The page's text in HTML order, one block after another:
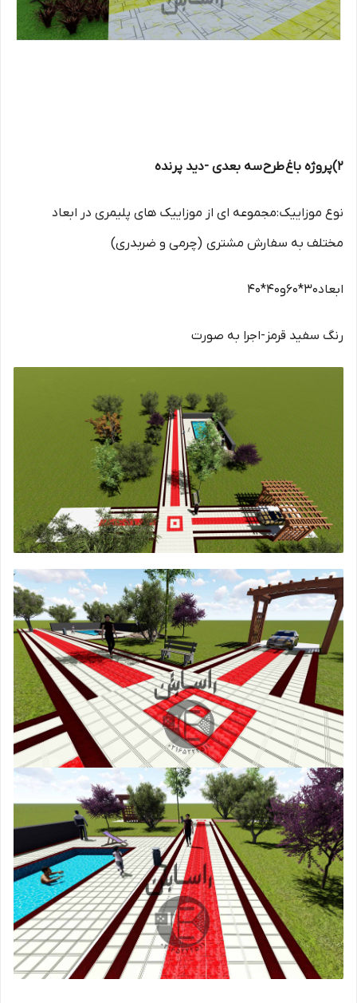
2)پروژه باغ طرح سه بعدی -دید پرنده
نوع موزاییک:مجموعه ای از موزاییک های پلیمری در ابعاد
مختلف به سفارش مشتری (چرمی و ضربدری)
ابعاد30*60و40*40
رنگ سفید قرمز-اجرا به صورت